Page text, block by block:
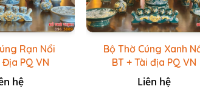
Rạn Nổi
Địa PQ VN
Caro
hệ
Bộ Thờ Cúng Xanh
BT + Tài địa PQ VN
Xanh Lục
Liên hệ